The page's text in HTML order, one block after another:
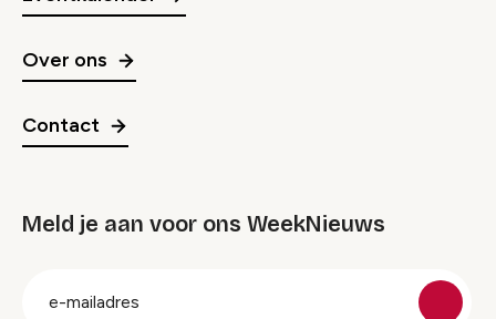
Over ons
Contact
Meld je aan voor ons WeekNieuws